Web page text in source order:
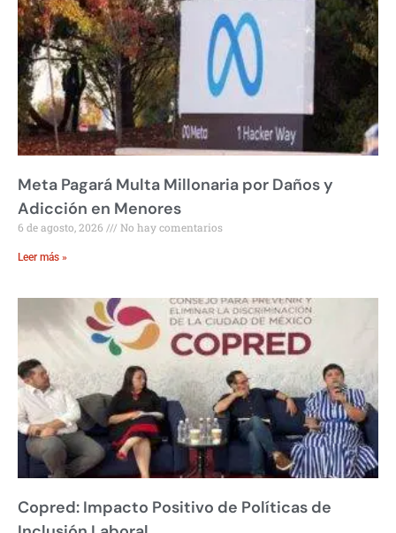
Meta Pagará Multa Millonaria por Daños y
Adicción en Menores
6 de agosto, 2026 No hay comentarios
Leer más »
Copred: Impacto Positivo de Políticas de